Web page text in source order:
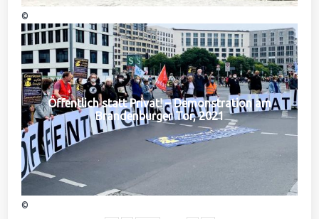
©
Öffentlich statt Privat! – Demonstration am
Brandenburger Tor, 2021
©